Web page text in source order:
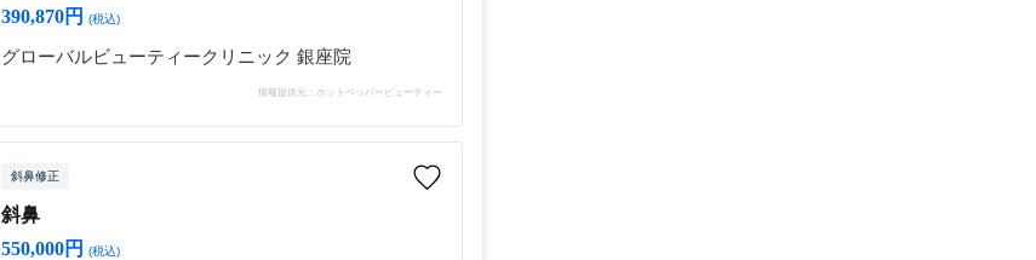
390,870円
(税込)
グローバルビューティークリニック 銀座院
情報提供元：ホットペッパービューティー
斜鼻修正
斜鼻
550,000円
(税込)